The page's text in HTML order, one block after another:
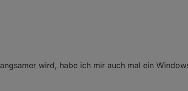
wird, habe ich mir auch mal ein